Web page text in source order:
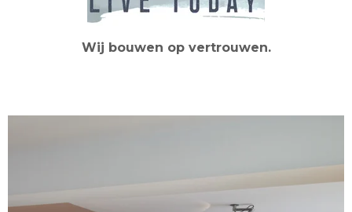
Wij bouwen op vertrouwen.